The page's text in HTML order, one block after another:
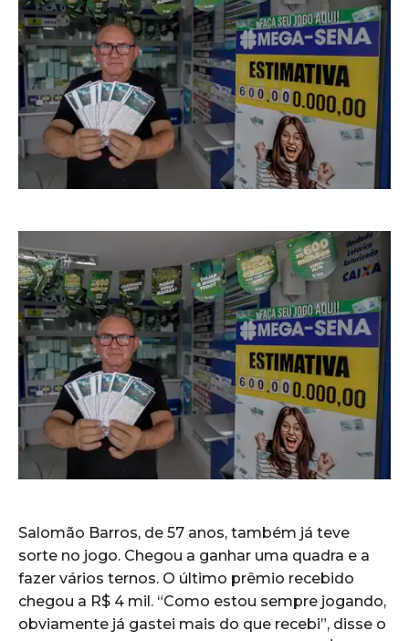
Salomão Barros, de 57 anos, também já teve
sorte no jogo. Chegou a ganhar uma quadra e a
fazer vários ternos. O último prêmio recebido
chegou a R$ 4 mil. “Como estou sempre jogando,
obviamente já gastei mais do que recebi”, disse o